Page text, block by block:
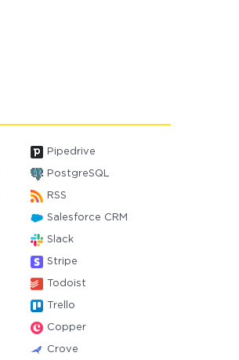
Pipedrive
PostgreSQL
RSS
Salesforce CRM
Slack
Stripe
Todoist
Trello
Copper
Crove